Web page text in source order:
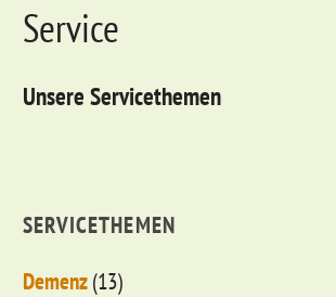
Service
Unsere Servicethemen
SERVICETHEMEN
Demenz(13)